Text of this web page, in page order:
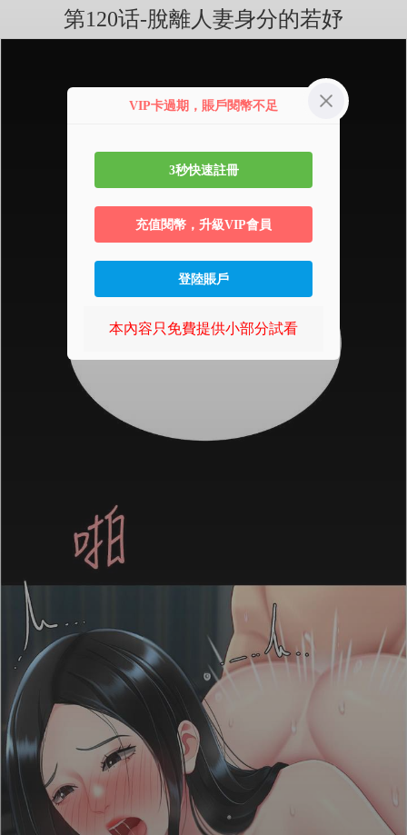
第120话-脫離人妻身分的若妤
VIP卡過期，賬戶閱幣不足
3秒快速註冊
充值閱幣，升級VIP會員
登陸賬戶
本內容只免費提供小部分試看